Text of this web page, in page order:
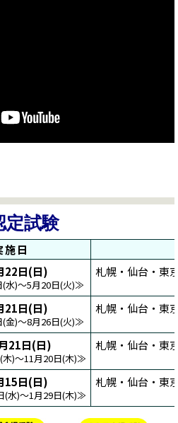
定試験
施日
22日(日)
水)～5月20日(火)≫
札幌・仙台・東
21日(日)
金)～8月26日(火)≫
札幌・仙台・東
21日(日)
)～11月20日(木)≫
札幌・仙台・東
15日(日)
(水)～1月29日(木)≫
札幌・仙台・東